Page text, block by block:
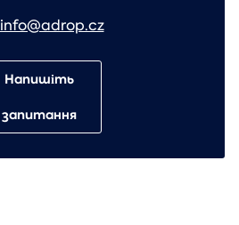
info@adrop.cz
Напишіть
запитання